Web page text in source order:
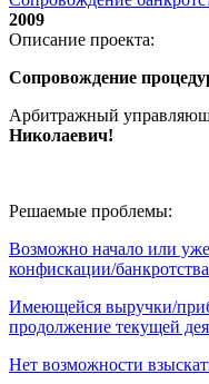
2009
Описание проекта:
Сопровождение
Арбитражный
Николаевич!
Решаемые проблемы:
Возможно начало или уже
конфискации/
Имеющейся выручки/
продолжение текущей
Нет возможности